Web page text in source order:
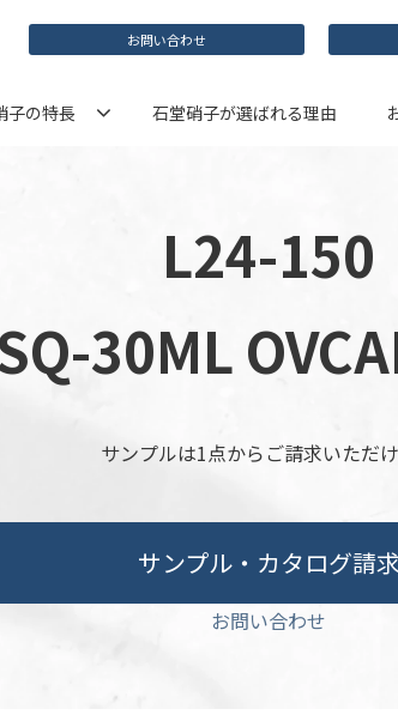
お問い合わせ
子の特長 石堂硝子が選ばれる理由
L24-150
30ML
サンプルは1点からご請求いただ
サンプル・カタログ請求
お問い合わせ